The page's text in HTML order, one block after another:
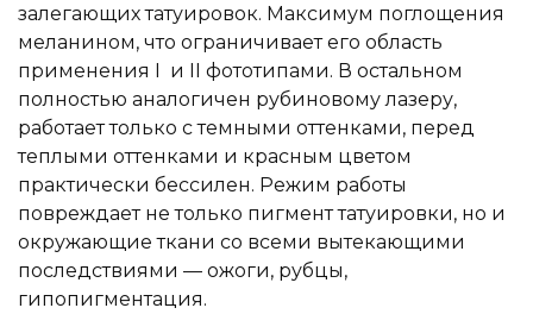
залегающих татуировок. Максимум поглощения
меланином, что ограничивает его область
применения I и II фототипами. В остальном
полностью аналогичен рубиновому лазеру,
работает только с темными оттенками, перед
теплыми оттенками и красным цветом
практически бессилен. Режим работы
повреждает не только пигмент татуировки, но и
окружающие ткани со всеми вытекающими
последствиями — ожоги, рубцы,
гипопигментация.